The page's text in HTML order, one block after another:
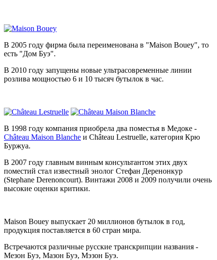
В 2005 году фирма была переименована в "Maison Bouey", то
есть "Дом Буэ".
В 2010 году запущены новые ультрасовременные линии
розлива мощностью 6 и 10 тысяч бутылок в час.
В 1998 году компания приобрела два поместья в Медоке -
Château Maison Blanche и Château Lestruelle, категория Крю
Буржуа.
В 2007 году главным винным консультантом этих двух
поместий стал известный энолог Стефан Деренонкур
(Stephane Derenoncourt). Винтажи 2008 и 2009 получили очень
высокие оценки критики.
Maison Bouey выпускает 20 миллионов бутылок в год,
продукция поставляется в 60 стран мира.
Встречаются различные русские транскрипции названия -
Мезон Буэ, Мазон Буэ, Мэзон Буэ.